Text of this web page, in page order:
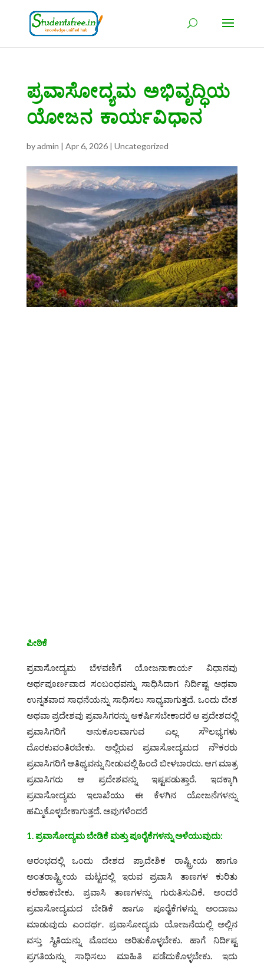
ಪ್ರವಾಸೋದ್ಯಮ ಅಭಿವೃದ್ಧಿಯ
ಯೋಜನ ಕಾರ್ಯವಿಧಾನ
byadmin | Apr 6, 2026| Uncategorized
ಪೀಠಿಕೆ
ಪ್ರವಾಸೋದ್ಯಮ ಬೆಳವಣಿಗೆ ಯೋಜನಾಕಾರ್ಯ ವಿಧಾನವು
ಅರ್ಥಪೂರ್ಣವಾದ ಸಂಬಂಧವನ್ನು ಸಾಧಿಸಿದಾಗ ನಿರ್ದಿಷ್ಟ ಅಥವಾ
ಉನ್ನತವಾದ ಸಾಧನೆಯನ್ನು ಸಾಧಿಸಲು ಸಾಧ್ಯವಾಗುತ್ತದೆ. ಒಂದು ದೇಶ
ಅಥವಾ ಪ್ರದೇಶವು ಪ್ರವಾಸಿಗರನ್ನು ಆಕರ್ಷಿಸಬೇಕಾದರೆ ಆ ಪ್ರದೇಶದಲ್ಲಿ
ಪ್ರವಾಸಿಗರಿಗೆ ಅನುಕೂಲವಾಗುವ ಎಲ್ಲ ಸೌಲಭ್ಯಗಳು
ದೊರಕುವಂತಿರಬೇಕು. ಅಲ್ಲಿರುವ ಪ್ರವಾಸೋದ್ಯಮದ ನೌಕರರು
ಪ್ರವಾಸಿಗರಿಗೆ ಆತಿಥ್ಯವನ್ನು ನೀಡುವಲ್ಲಿ ಹಿಂದೆ ಬೀಳಬಾರದು. ಆಗ ಮಾತ್ರ
ಪ್ರವಾಸಿಗರು ಆ ಪ್ರದೇಶವನ್ನು ಇಷ್ಟಪಡುತ್ತಾರೆ. ಇದಕ್ಕಾಗಿ
ಪ್ರವಾಸೋದ್ಯಮ ಇಲಾಖೆಯು ಈ ಕೆಳಗಿನ ಯೋಜನೆಗಳನ್ನು
ಹಮ್ಮಿಕೊಳ್ಳಬೇಕಾಗುತ್ತದೆ. ಅವುಗಳೆಂದರೆ
1. ಪ್ರವಾಸೋದ್ಯಮ ಬೇಡಿಕೆ ಮತ್ತು ಪೂರೈಕೆಗಳನ್ನು ಅಳೆಯುವುದು:
ಆರಂಭದಲ್ಲಿ ಒಂದು ದೇಶದ ಪ್ರಾದೇಶಿಕ ರಾಷ್ಟ್ರೀಯ ಹಾಗೂ
ಅಂತರಾಷ್ಟ್ರೀಯ ಮಟ್ಟದಲ್ಲಿ ಇರುವ ಪ್ರವಾಸಿ ತಾಣಗಳ ಕುರಿತು
ಕಲೆಹಾಕಬೇಕು. ಪ್ರವಾಸಿ ತಾಣಗಳನ್ನು ಗುರುತಿಸುವಿಕೆ. ಅಂದರೆ
ಪ್ರವಾಸೋದ್ಯಮದ ಬೇಡಿಕೆ ಹಾಗೂ ಪೂರೈಕೆಗಳನ್ನು ಅಂದಾಜು
ಮಾಡುವುದು ಎಂದರ್ಥ. ಪ್ರವಾಸೋದ್ಯಮ ಯೋಜನೆಯಲ್ಲಿ ಅಲ್ಲಿನ
ವಸ್ತು ಸ್ಥಿತಿಯನ್ನು ಮೊದಲು ಅರಿತುಕೊಳ್ಳಬೇಕು. ಹಾಗೆ ನಿರ್ದಿಷ್ಟ
ಪ್ರಗತಿಯನ್ನು ಸಾಧಿಸಲು ಮಾಹಿತಿ ಪಡೆದುಕೊಳ್ಳಬೇಕು. ಇದು